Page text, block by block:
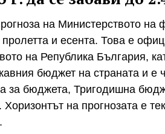
на Министерството на
и есента. Това е
на Република България,
бюджет на страната и е
за бюджета, Тригодишна
Хоризонтът на прогнозата е